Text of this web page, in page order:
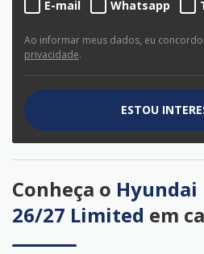
E-mail
Whatsapp
Ao informar meus dados, eu
privacidade.
ESTOU
Conheça o Hyundai
26/27 Limited em